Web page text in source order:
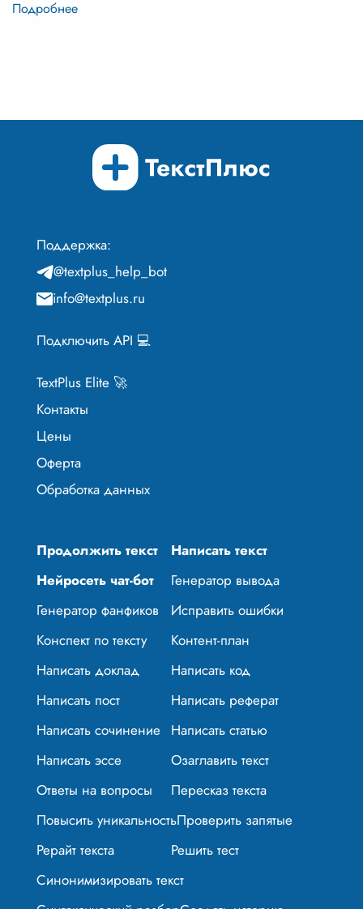
Поддержка:
@textplus_help_bot
info@textplus.ru
Подключить API 💻
TextPlus Elite 🚀
Контакты
Цены
Оферта
Обработка данных
Продолжить текст
Написать текст
Нейросеть чат-бот
Генератор вывода
Генератор фанфиков
Исправить ошибки
Конспект по тексту
Контент-план
Написать доклад
Написать код
Написать пост
Написать реферат
Написать сочинение Написать статью
Написать эссе
Озаглавить текст
Ответы на вопросы
Пересказ текста
Повысить уникальностьПроверить запятые
Рерайт текста
Решить тест
Синонимизировать текст